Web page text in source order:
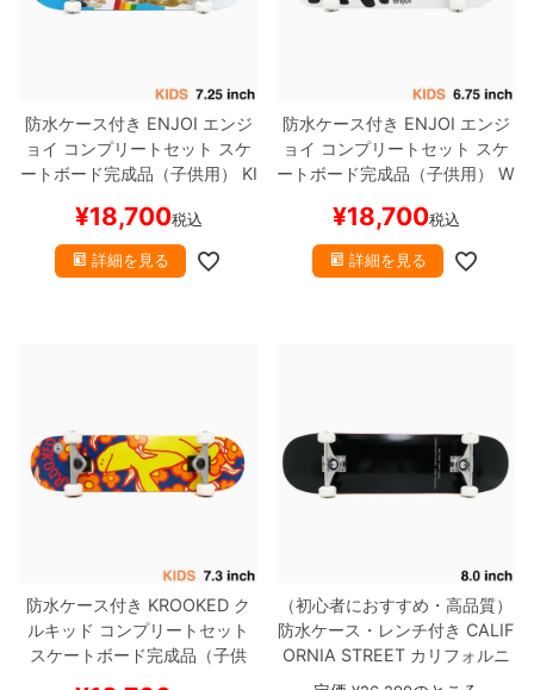
防水ケース付き ENJOI エンジ
ョイ コンプリートセット スケ
ートボード完成品（子供用）
KI
ボード スケボー
¥18,700税込
詳細を見る
防水ケース付き ENJOI エンジ
ョイ コンプリートセット スケ
ートボード完成品（子供用）
W
ボード スケボー
¥18,700税込
詳細を見る
防水ケース付き KROOKED ク
ルキッド コンプリートセット
スケートボード完成品（子供
（初心者におすすめ・高品質）
防水ケース・レンチ付き CALIF
ORNIA STREETカリフォルニ
アストリート